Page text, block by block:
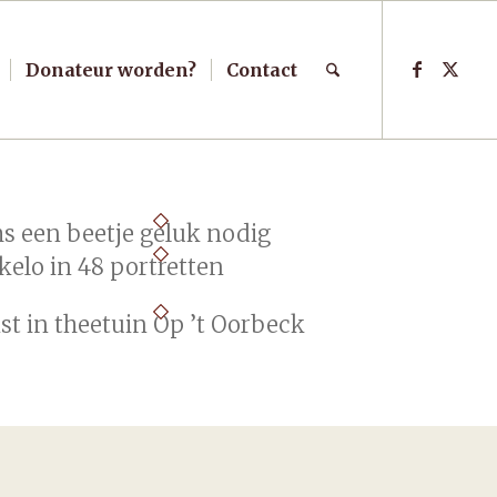
Donateur worden? Contact
een beetje geluk nodig
in 48 portretten
in theetuin Op ’t Oorbeck